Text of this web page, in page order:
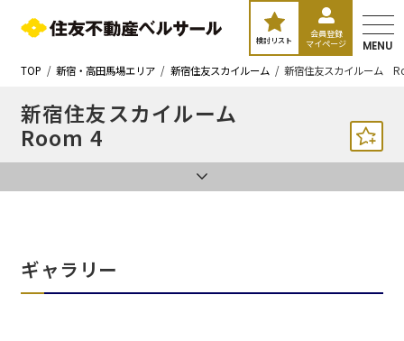
検討リスト
会員登録
マイページ
MENU
TOP
新宿・高田馬場エリア 新宿住友スカイルーム 新宿住友スカイルーム
新宿住友スカイルーム
Room 4
ギャラリー